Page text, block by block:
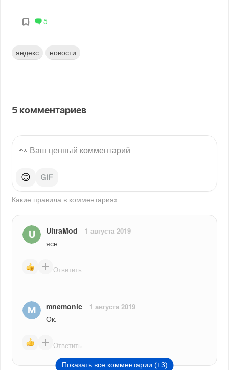
5
яндекс новости
5 комментариев
😊
Какие правила в комментариях
UltraMod 1 августа 2019
ясн
Ответить
mnemonic 1 августа 2019
Ок.
Ответить
Показать все комментарии (+3)